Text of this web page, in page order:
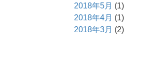
2018年5月 (1)
2018年4月 (1)
2018年3月 (2)